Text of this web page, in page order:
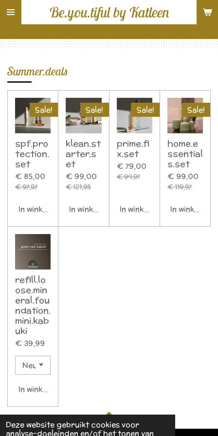
Deze website gebruikt cookies voor
analyse-doeleinden en/of het tonen van
Ga
direct
de
Be.you.tiful by Katleen
Summer.deals
Sale!
spf.pro
tection.
set
€ 85,00
€ 97,97
In winkelwagen
Sale!
klean.st
arter.s
et
€ 99,00
€ 121,95
In winkelwagen
Sale!
prime.fi
x.set
€ 79,00
€ 94,97
In winkelwagen
Sale!
home.e
ssential
s.set
€ 99,00
€ 119,97
In
refill.lo
ose.min
eral.fou
ndation.
mini.kab
uki
€ 39,99
In winkelwagen
TOP